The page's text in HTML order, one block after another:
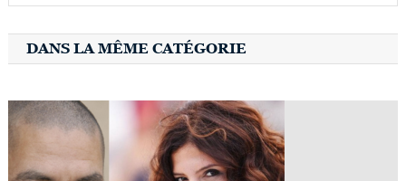
DANS LA MÊME CATÉGORIE